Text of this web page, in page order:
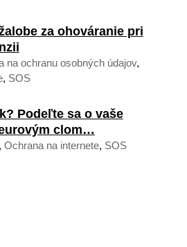
za ohováranie pri
na ochranu osobných údajov,
, SOS
Podeľte sa o vaše
clom…
, Ochrana na internete, SOS